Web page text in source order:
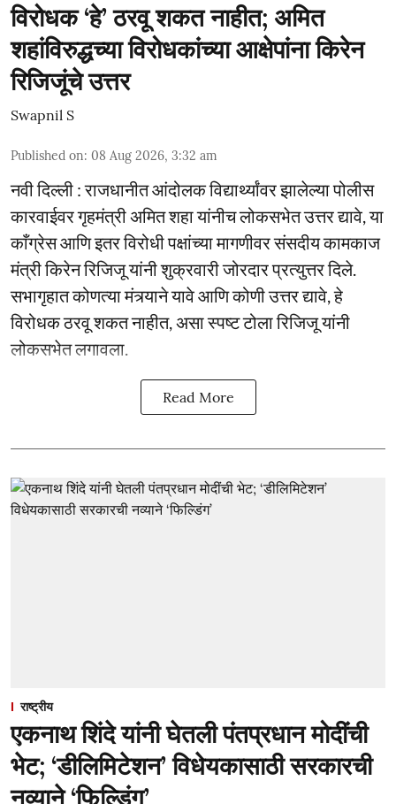
विरोधक ‘हे’ ठरवू शकत नाहीत; अमित
शहांविरुद्धच्या विरोधकांच्या आक्षेपांना किरेन
रिजिजूंचे उत्तर
Swapnil S
Published on: 08 Aug 2026, 3:32 am
नवी दिल्ली : राजधानीत आंदोलक विद्यार्थ्यांवर झालेल्या पोलीस
कारवाईवर गृहमंत्री अमित शहा यांनीच लोकसभेत उत्तर द्यावे, या
काँग्रेस आणि इतर विरोधी पक्षांच्या मागणीवर संसदीय कामकाज
मंत्री किरेन रिजिजू यांनी शुक्रवारी जोरदार प्रत्युत्तर दिले.
सभागृहात कोणत्या मंत्र्याने यावे आणि कोणी उत्तर द्यावे, हे
विरोधक ठरवू शकत नाहीत, असा स्पष्ट टोला रिजिजू यांनी
लोकसभेत लगावला.
Read More
राष्ट्रीय
एकनाथ शिंदे यांनी घेतली पंतप्रधान मोदींची
भेट; ‘डीलिमिटेशन’ विधेयकासाठी सरकारची